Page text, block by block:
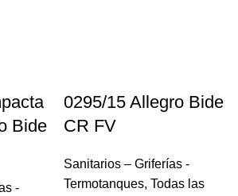
Bide
-
0295/15 Allegro Bide
CR FV
Sanitarios – Griferías -
Termotanques, Todas las